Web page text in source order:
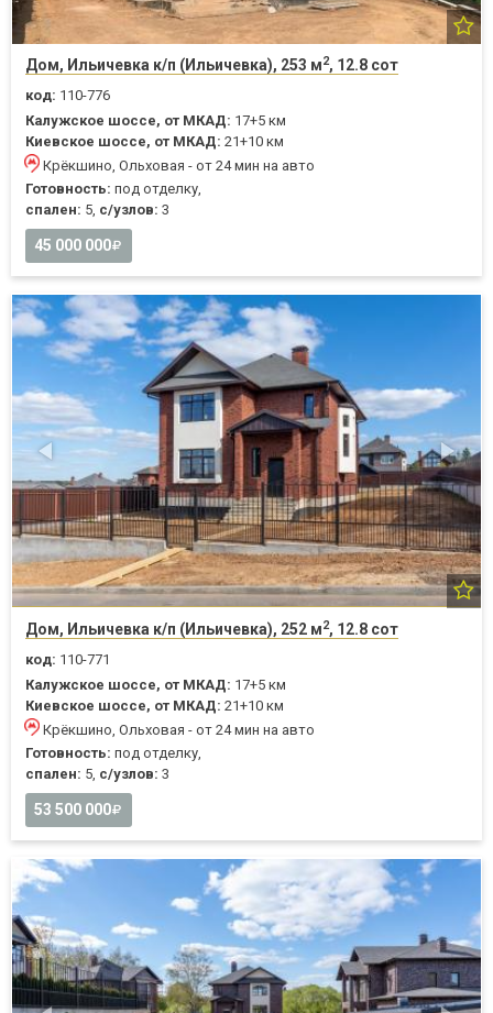
Дом, Ильичевка к/п (Ильичевка), 253 м2, 12.8 сот
код: 110-776
Калужское шоссе, от МКАД: 17+5 км
Киевское шоссе, от МКАД: 21+10 км
Крёкшино, Ольховая - от 24 мин на авто
Готовность: под отделку,
спален: 5, с/узлов: 3
45 000 000
Дом, Ильичевка к/п (Ильичевка), 252 м2, 12.8 сот
код: 110-771
Калужское шоссе, от МКАД: 17+5 км
Киевское шоссе, от МКАД: 21+10 км
Крёкшино, Ольховая - от 24 мин на авто
Готовность: под отделку,
спален: 5, с/узлов: 3
53 500 000